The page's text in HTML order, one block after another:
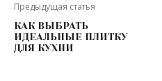
Предыдущая статья
КАК ВЫБРАТЬ
ИДЕАЛЬНЫЕ ПЛИТКУ
ДЛЯ КУХНИ